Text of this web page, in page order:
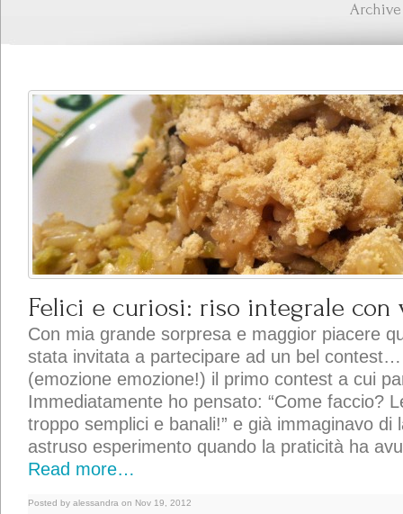
Felici e curiosi: riso integrale con
Con mia grande sorpresa e maggior piacere
stata invitata a partecipare ad un bel
(emozione emozione!) il primo contest a cui
Immediatamente ho pensato: “Come faccio?
troppo semplici e banali!” e già immaginavo di
astruso esperimento quando la praticità ha
Read more…
Posted by alessandra on Nov 19, 2012